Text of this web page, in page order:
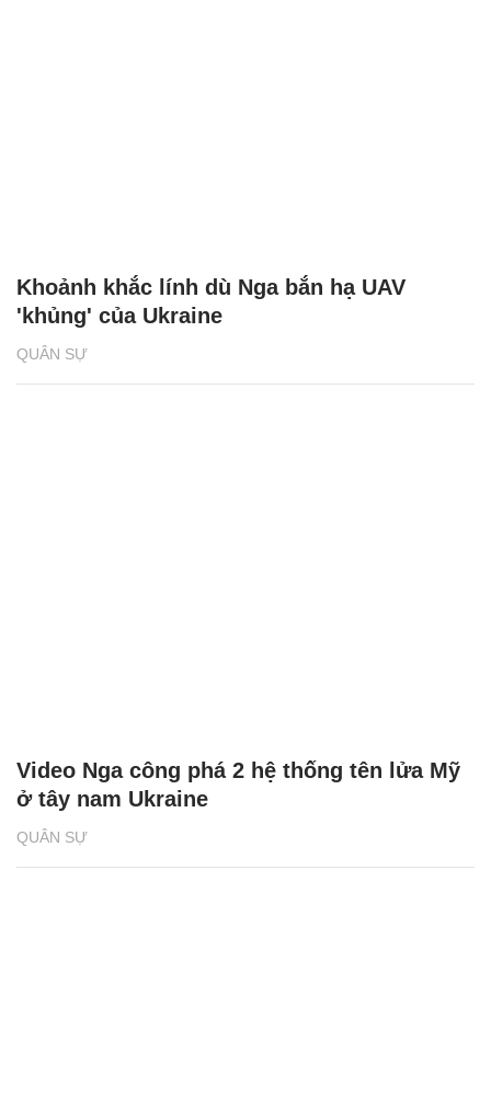
QUÂN SỰ
Khoảnh khắc lính dù Nga bắn hạ UAV
'khủng' của Ukraine
QUÂN SỰ
Video Nga công phá 2 hệ thống tên lửa Mỹ
ở tây nam Ukraine